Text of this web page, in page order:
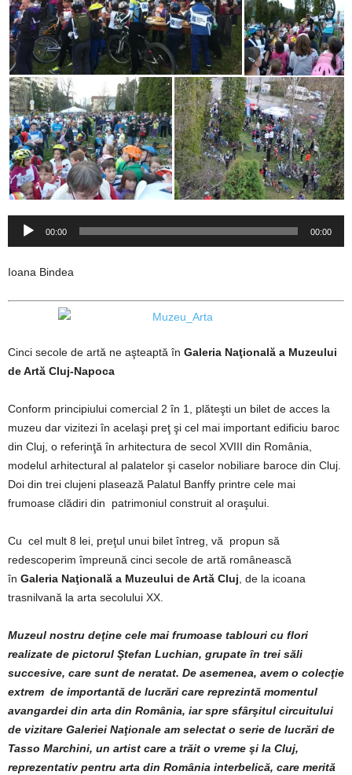
Player
00:00 00:00
Ioana Bindea
Cinci secole de artă ne aşteaptă în Galeria Naţională a Muzeului
de Artă Cluj-Napoca
Conform principiului comercial 2 în 1, plăteşti un bilet de acces la
muzeu dar vizitezi în acelaşi preţ şi cel mai important edificiu baroc
din Cluj, o referinţă în arhitectura de secol XVIII din România,
modelul arhitectural al palatelor şi caselor nobiliare baroce din Cluj.
Doi din trei clujeni plasează Palatul Banffy printre cele mai
frumoase clădiri din patrimoniul construit al oraşului.
Cu cel mult 8 lei, preţul unui bilet întreg, vă propun să
redescoperim împreună cinci secole de artă românească
în Galeria Naţională a Muzeului de Artă Cluj, de la icoana
trasnilvană la arta secolului XX.
Muzeul nostru deţine cele mai frumoase tablouri cu flori
realizate de pictorul Ştefan Luchian, grupate în trei săli
succesive, care sunt de neratat. De asemenea, avem o colecţie
extrem de importantă de lucrări care reprezintă momentul
avangardei din arta din România, iar spre sfârşitul circuitului
de vizitare Galeriei Naţionale am selectat o serie de lucrări de
Tasso Marchini, un artist care a trăit o vreme şi la Cluj,
reprezentativ pentru arta din România interbelică, care merită